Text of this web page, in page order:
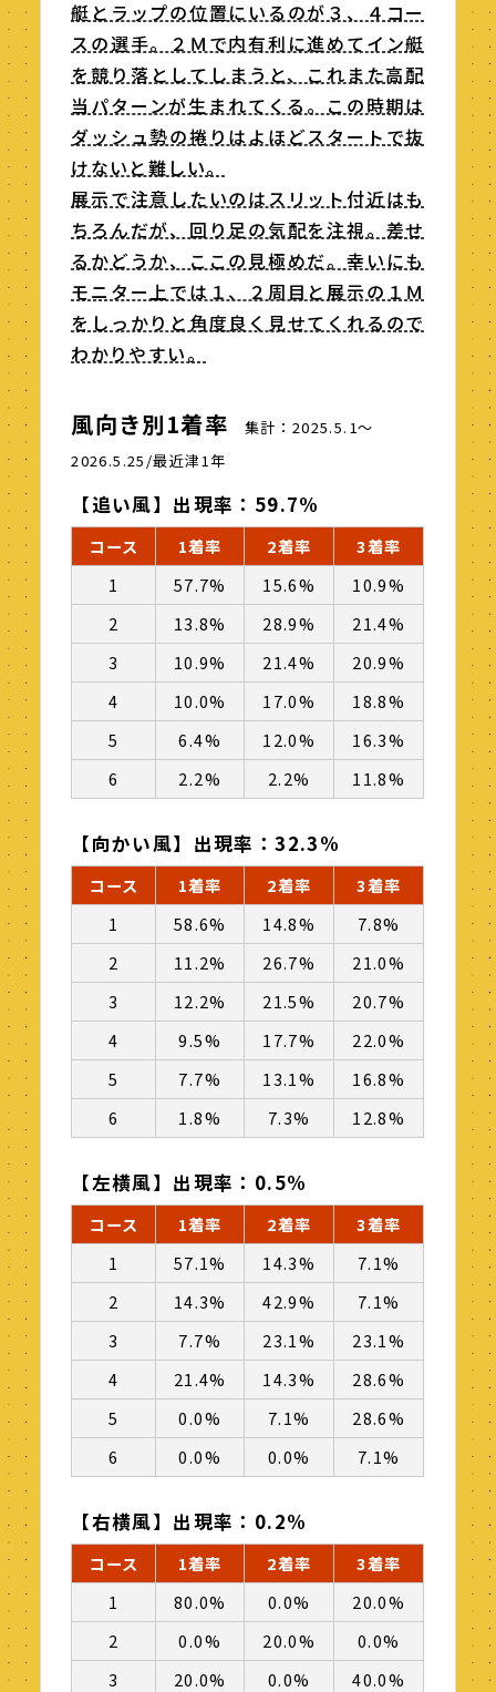
艇とラップの位置にいるのが３、４コー
スの選手。２Ｍで内有利に進めてイン艇
を競り落としてしまうと、これまた高配
当パターンが生まれてくる。この時期は
ダッシュ勢の捲りはよほどスタートで抜
けないと難しい。
展示で注意したいのはスリット付近はも
ちろんだが、回り足の気配を注視。差せ
るかどうか、ここの見極めだ。幸いにも
モニター上では１、２周目と展示の１Ｍ
をしっかりと角度良く見せてくれるので
わかりやすい。
風向き別1着率 集計：2025.5.1～
2026.5.25/最近津1年
【追い風】出現率：59.7%
コース 1着率 2着率
3着率
1
57.7% 15.6%
10.9%
2
13.8% 28.9%
21.4%
3
10.9% 21.4%
20.9%
4
10.0% 17.0%
18.8%
5
6.4% 12.0%
16.3%
6
2.2% 2.2% 11.8%
【向かい風】出現率：32.3%
コース 1着率 2着率
3着率
1
58.6% 14.8%
7.8%
2
11.2% 26.7%
21.0%
3
12.2% 21.5%
20.7%
4
9.5% 17.7%
22.0%
5
7.7% 13.1%
16.8%
6
1.8% 7.3% 12.8%
【左横風】出現率：0.5%
コース 1着率 2着率
3着率
1
57.1% 14.3%
7.1%
2
14.3% 42.9%
7.1%
3
7.7% 23.1%
23.1%
4
21.4% 14.3%
28.6%
5
0.0% 7.1%
28.6%
6
0.0% 0.0% 7.1%
【右横風】出現率：0.2%
コース 1着率 2着率
3着率
1
80.0% 0.0%
20.0%
2
0.0% 20.0%
0.0%
3
20.0% 0.0%
40.0%